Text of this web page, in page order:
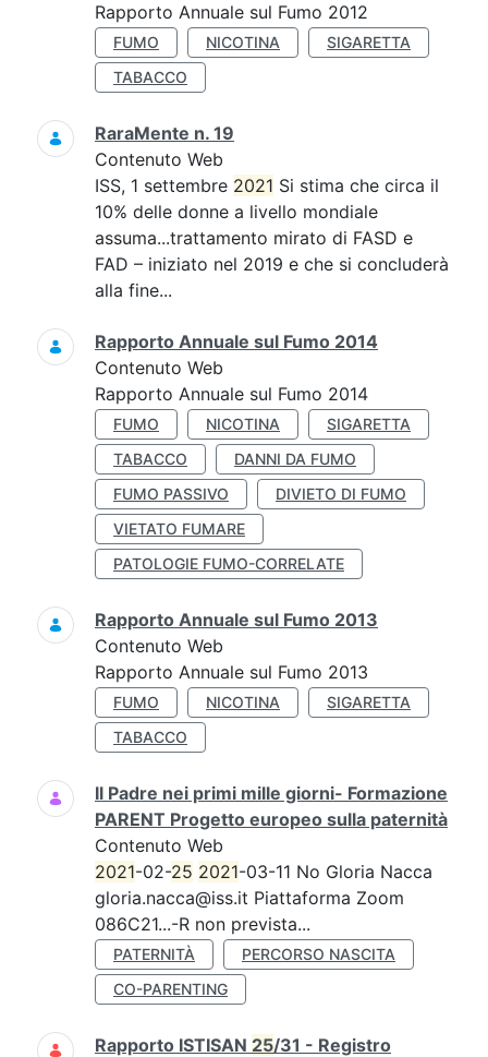
Rapporto Annuale sul Fumo 2012
FUMO NICOTINA
SIGARETTA
TABACCO
RaraMente n. 19
Contenuto Web
ISS, 1 settembre 2021 Si stima che circa il
10% delle donne a livello mondiale
assuma...trattamento mirato di FASD e
FAD – iniziato nel 2019 e che si concluderà
alla fine...
Rapporto Annuale sul Fumo 2014
Contenuto Web
Rapporto Annuale sul Fumo 2014
FUMO NICOTINA
SIGARETTA
TABACCO
DANNI DA FUMO
FUMO PASSIVO
DIVIETO DI FUMO
VIETATO FUMARE
PATOLOGIE FUMO-CORRELATE
Rapporto Annuale sul Fumo 2013
Contenuto Web
Rapporto Annuale sul Fumo 2013
FUMO NICOTINA
SIGARETTA
TABACCO
Il Padre nei primi mille giorni- Formazione
PARENT Progetto europeo sulla paternità
Contenuto Web
2021-02-25 2021-03-11 No Gloria Nacca
gloria.nacca@iss.it Piattaforma Zoom
086C21...-R non prevista...
PATERNITÀ
PERCORSO NASCITA
CO-PARENTING
Rapporto ISTISAN 25/31 - Registro